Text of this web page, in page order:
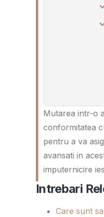
Mutarea intr-o
conformitatea
pentru a va
avansati in
imputernicire
Intrebari
Care sunt